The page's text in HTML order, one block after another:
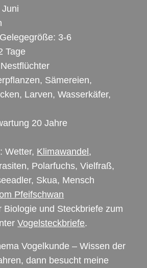
3-6
Tage
Sämereien,
Larven, Wasserkäfer,
20 Jahre
Wetter, Klimawandel,
Polarfuchs, Vielfraß,
Skua, Mensch
Pfeifschwan
Biologie und Steckbriefe zum
Vogelsteckbriefe.
Vogelkunde – Wissen der
dann besucht meine